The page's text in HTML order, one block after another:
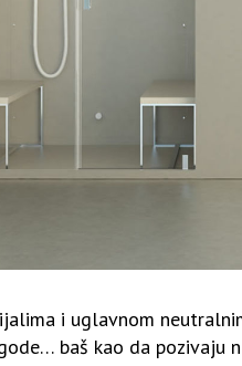
i uglavnom
baš kao da pozivaju